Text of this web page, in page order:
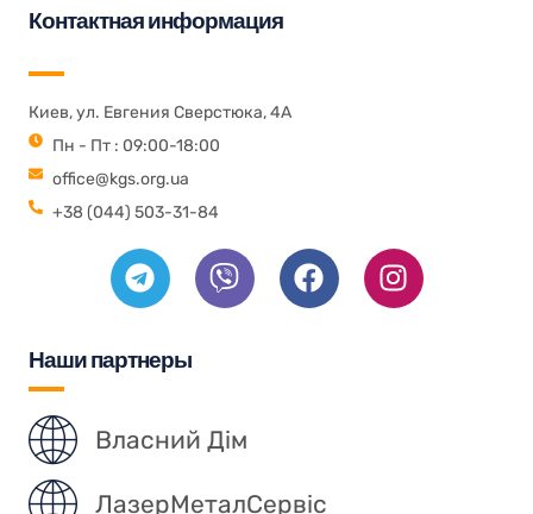
Контактная информация
Киев, ул. Евгения Сверстюка, 4А
Пн - Пт : 09:00-18:00
office@kgs.org.ua
+38 (044) 503-31-84
Наши партнеры
Власний Дім
ЛазерМеталСервіс